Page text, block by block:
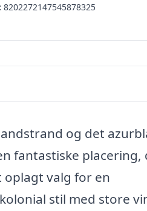
8202272147545878325
og det
fantastiske placering,
valg for en
stil med store